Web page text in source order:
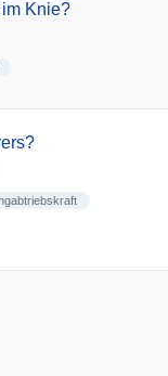
Knie?